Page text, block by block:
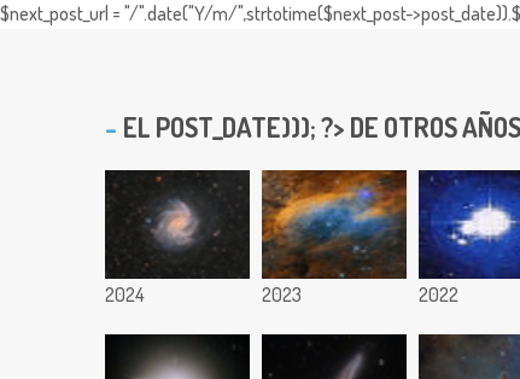
$next_post_url = "/".date("Y/m/",strtotime($next_post-
EL POST_DATE))); ?> DE OTROS
2024 2023 2022